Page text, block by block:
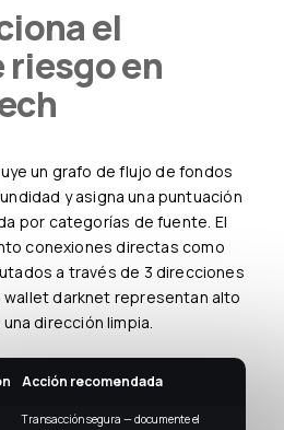
en
y asigna una puntuación
por categorías de fuente. El
conexiones directas como
a través de 3 direcciones
darknet representan alto
dirección limpia.
Acción recomendada
Transacción segura — documente el